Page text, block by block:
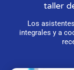
taller
Los
integrales y a